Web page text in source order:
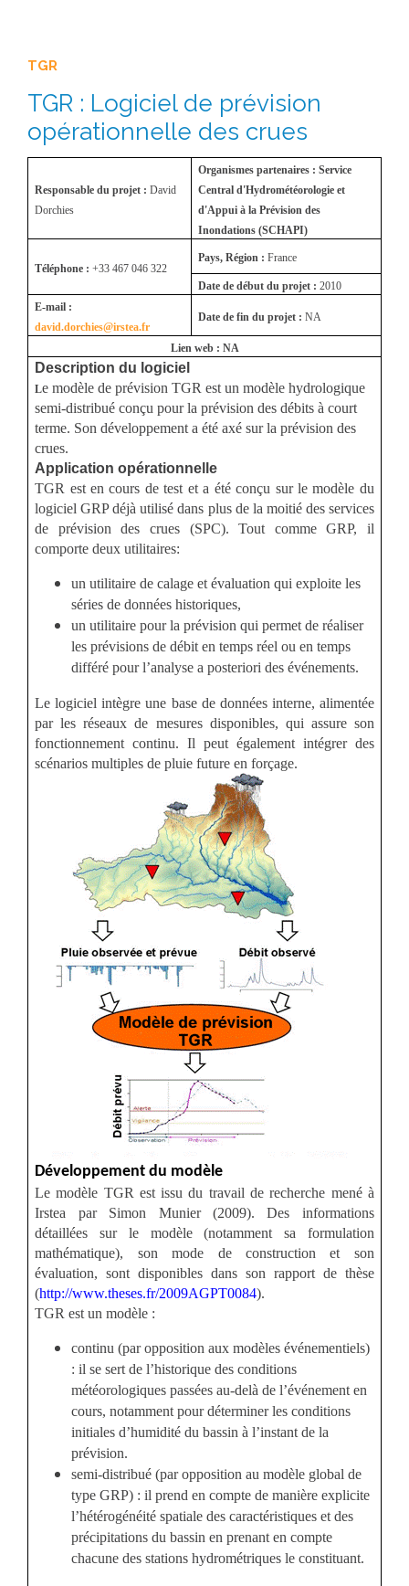
TGR
TGR : Logiciel de prévision
opérationnelle des crues
Responsable du projet :David
Dorchies
Organismes partenaires : Service
Central d'Hydrométéorologie et
d'Appui à la Prévision des
Inondations (SCHAPI)
Téléphone :+33 467 046 322
Pays, Région : France
Date de début du projet :2010
E-mail :
david.dorchies@irstea.fr
Date de fin du projet :NA
Lien web : NA
Description du logiciel
Le modèle de prévision TGR est un modèle hydrologique
semi-distribué conçu pour la prévision des débits à court
terme. Son développement a été axé sur la prévision des
crues.
Application opérationnelle
TGR est en cours de test et a été conçu sur le modèle du
logiciel GRP déjà utilisé dans plus de la moitié des services
de prévision des crues (SPC). Tout comme GRP, il
comporte deux utilitaires:
un utilitaire de calage et évaluation qui exploite les
séries de données historiques,
un utilitaire pour la prévision qui permet de réaliser
les prévisions de débit en temps réel ou en temps
différé pour l’analyse a posteriori des événements.
Le logiciel intègre une base de données interne, alimentée
par les réseaux de mesures disponibles, qui assure son
fonctionnement continu. Il peut également intégrer des
scénarios multiples de pluie future en forçage.
Développement du modèle
Le modèle TGR est issu du travail de recherche mené à
Irstea par Simon Munier (2009). Des informations
détaillées sur le modèle (notamment sa formulation
mathématique), son mode de construction et son
évaluation, sont disponibles dans son rapport de thèse
(http://www.theses.fr/2009AGPT0084).
TGR est un modèle :
continu (par opposition aux modèles événementiels)
: il se sert de l’historique des conditions
météorologiques passées au-delà de l’événement en
cours, notamment pour déterminer les conditions
initiales d’humidité du bassin à l’instant de la
prévision.
semi-distribué (par opposition au modèle global de
type GRP) : il prend en compte de manière explicite
l’hétérogénéité spatiale des caractéristiques et des
précipitations du bassin en prenant en compte
chacune des stations hydrométriques le constituant.